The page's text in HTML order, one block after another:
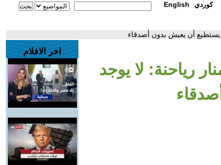
English كوردي
يستطيع أن يعيش بدون أصدقاء
رياحنة: لا يوجد
اخر الافلام